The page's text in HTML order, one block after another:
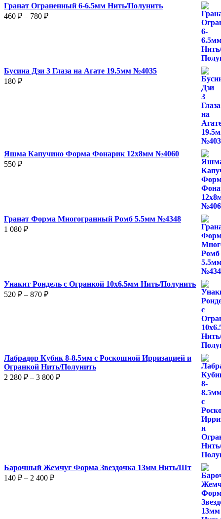
Гранат Ограненный 6-6.5мм Нить/Полунить
460 ₽ – 780 ₽Диапазон
Бусина Дзи 3 Глаза на Агате 19.5мм №4035
180 ₽
Яшма Капучино Форма Фонарик 12x8мм №4060
550 ₽
Гранат Форма Многогранный Ромб 5.5мм №4348
1 080 ₽
Унакит Рондель с Огранкой 10х6.5мм Нить/Полунить
520 ₽ – 870 ₽Диапазон
Лабрадор Кубик 8-8.5мм с Роскошной Ирризацией и
Огранкой Нить/Полунить
2 280 ₽ – 3 800 ₽Диапазон
Барочный Жемчуг Форма Звездочка 13мм Нить/Шт
140 ₽ – 2 400 ₽Диапазон